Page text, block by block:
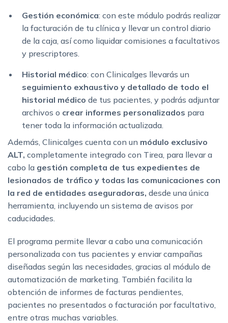
Gestión económica: con este módulo podrás realizar
la facturación de tu clínica y llevar un control diario
de la caja, así como liquidar comisiones a facultativos
y prescriptores.
Historial médico: con Clinicalges llevarás un
seguimiento exhaustivo y detallado de todo el
historial médico de tus pacientes, y podrás adjuntar
archivos o crear informes personalizados para
tener toda la información actualizada.
Además, Clinicalges cuenta con un módulo exclusivo
ALT, completamente integrado con Tirea, para llevar a
cabo la gestión completa de tus expedientes de
lesionados de tráfico y todas las comunicaciones con
la red de entidades aseguradoras, desde una única
herramienta, incluyendo un sistema de avisos por
caducidades.
El programa permite llevar a cabo una comunicación
personalizada con tus pacientes y enviar campañas
diseñadas según las necesidades, gracias al módulo de
automatización de marketing. También facilita la
obtención de informes de facturas pendientes,
pacientes no presentados o facturación por facultativo,
entre otras muchas variables.